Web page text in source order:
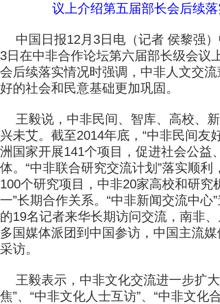
议上介绍第五届部长会后续
中国日报12月3日电（记者 侯黎强
3日在中非合作论坛第六届部长级会议
会后续落实情况时强调，中非人文交
好的社会和民意基础更加巩固。
王毅说，中非民间、智库、高校、
兴未艾。截至2014年底，“中非民间友
洲国家开展141个项目，促进社会公益
体。“中非联合研究交流计划”落实顺利
100个研究项目，中非20家高校和研究
一”长期合作关系。“中非新闻交流中心
的19名记者来华长期访问交流，南非
多国媒体派团到中国参访，中国主流
采访。
王毅表示，中非文化交流进一步扩
焦”、“中非文化人士互访”、“中非文化